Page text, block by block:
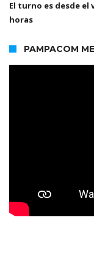
El turno es desde el
horas
PAMPACOM